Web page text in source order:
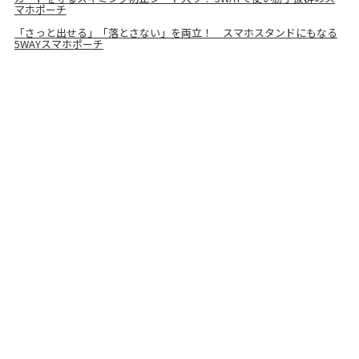
マホポーチ
「さっと出せる」「落とさない」を両立！ スマホスタンドにもなる
5WAYスマホポーチ